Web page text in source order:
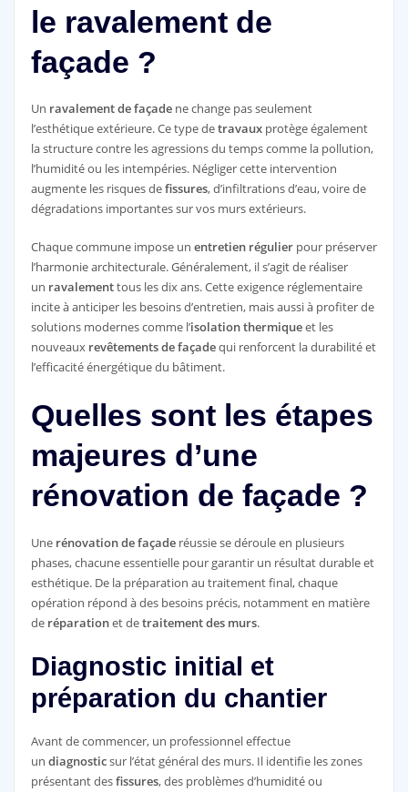
le ravalement de
façade ?
Un ravalement de façadene change pas seulement
l’esthétique extérieure. Ce type detravauxprotège également
la structure contre les agressions du temps comme la pollution,
l’humidité ou les intempéries. Négliger cette intervention
augmente les risques defissures, d’infiltrations d’eau, voire de
dégradations importantes sur vos murs extérieurs.
Chaque commune impose un entretien régulierpour préserver
l’harmonie architecturale. Généralement, il s’agit de réaliser
un ravalementtous les dix ans. Cette exigence réglementaire
incite à anticiper les besoins d’entretien, mais aussi à profiter de
solutions modernes comme l’isolation thermiqueet les
nouveaux revêtements de façadequi renforcent la durabilité et
l’efficacité énergétique du bâtiment.
Quelles sont les étapes
majeures d’une
rénovation de façade ?
Une rénovation de façaderéussie se déroule en plusieurs
phases, chacune essentielle pour garantir un résultat durable et
esthétique. De la préparation au traitement final, chaque
opération répond à des besoins précis, notamment en matière
de réparationet detraitement des murs.
Diagnostic initial et
préparation du chantier
Avant de commencer, un professionnel effectue
un diagnosticsur l’état général des murs. Il identifie les zones
présentant desfissures, des problèmes d’humidité ou